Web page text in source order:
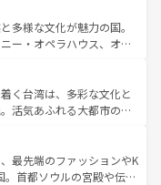
と美食が融合した独特の
各地域で異なる魅力を楽
歴史を感じることができ
リカ
ほしい。
の観光地といえばオアフ
マウイ島やカウアイ島が
輝く海をはじめ、豊かな
を迎えてくれるハワイの
ハワイアンミュージッ
べてがハワイの魅力を彩
い。
多様な文化が魅力の国。
ー・オペラハウス、オー
るウルル（エアーズロッ
やケアンズの熱帯雨林な
カフェやワイン、オージ
おり、サーフィンやダイ
ドア好きにはたまらな
を存分に味わいつくそ
く台湾は、多彩な文化と
活気あふれる大都市の台
湾東部など、都市の喧騒
訪れる人に新しい発見と
奥深い台湾の食文化も魅
最先端のファッションやK
首都ソウルの宮殿や伝統